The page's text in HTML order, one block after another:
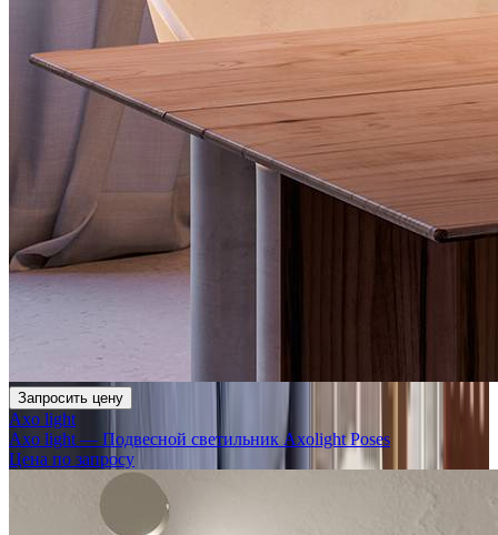
Запросить цену
Axo light
Axo light — Подвесной светильник Axolight Poses
Цена по запросу